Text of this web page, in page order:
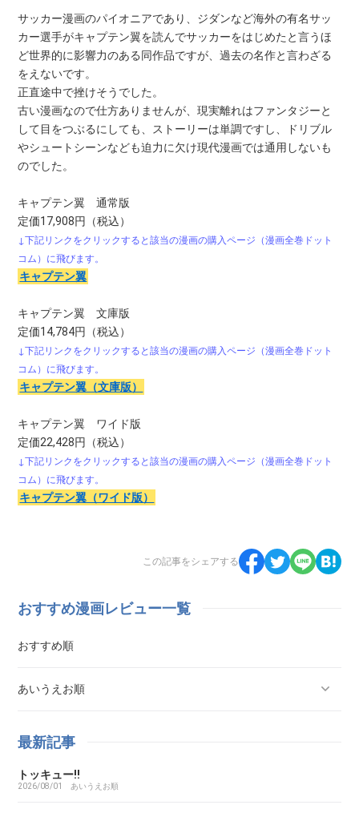
サッカー漫画のパイオニアであり、ジダンなど海外の有名サッ
カー選手がキャプテン翼を読んでサッカーをはじめたと言うほ
ど世界的に影響力のある同作品ですが、過去の名作と言わざる
をえないです。
正直途中で挫けそうでした。
古い漫画なので仕方ありませんが、現実離れはファンタジーと
して目をつぶるにしても、ストーリーは単調ですし、ドリブル
やシュートシーンなども迫力に欠け現代漫画では通用しないも
のでした。
キャプテン翼 通常版
定価17,908円（税込）
↓下記リンクをクリックすると該当の漫画の購入ページ（漫画全巻ドット
コム）に飛びます。
キャプテン翼
キャプテン翼 文庫版
定価14,784円（税込）
↓下記リンクをクリックすると該当の漫画の購入ページ（漫画全巻ドット
コム）に飛びます。
キャプテン翼（文庫版）
キャプテン翼 ワイド版
定価22,428円（税込）
↓下記リンクをクリックすると該当の漫画の購入ページ（漫画全巻ドット
コム）に飛びます。
キャプテン翼（ワイド版）
この記事をシェアする
おすすめ漫画レビュー一覧
おすすめ順
あいうえお順
ああ探偵事務所
ARMS（アームズ）
最新記事
トッキュー!!
2026/08/01 あいうえお順